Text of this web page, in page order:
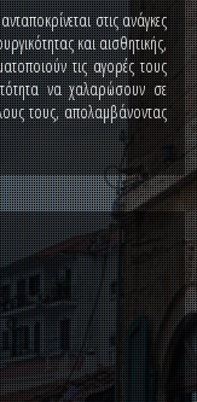
στις ανάγκες
και αισθητικής,
τις αγορές τους
να χαλαρώσουν σε
τους, απολαμβάνοντας